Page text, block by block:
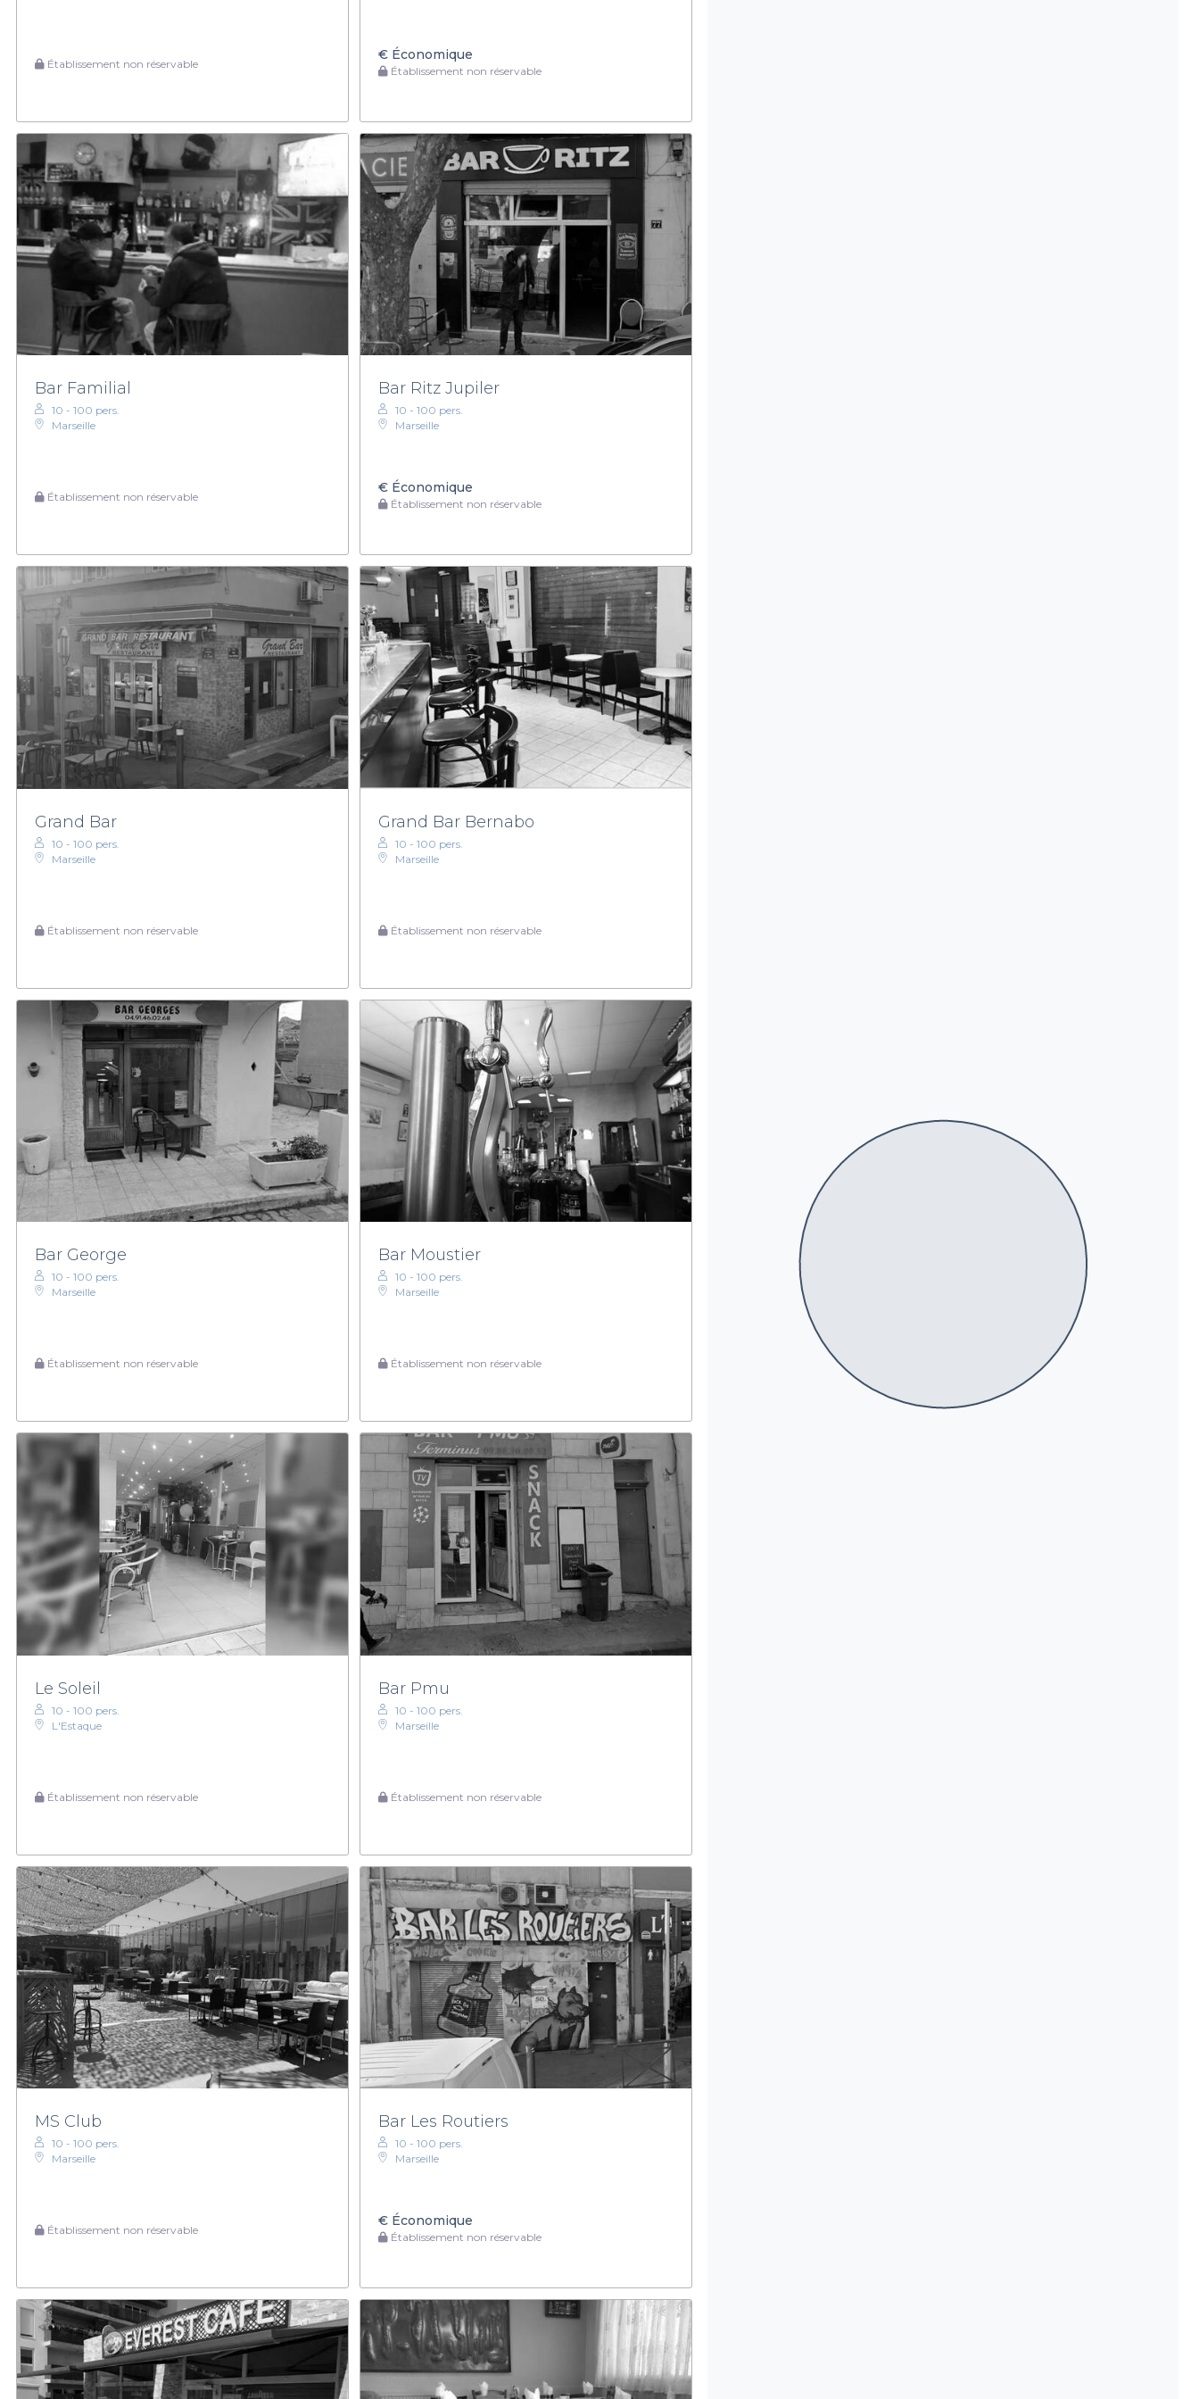
Établissement non réservable
€Économique
Établissement non réservable
Bar Familial
10 - 100 pers.
Marseille
Établissement non réservable
Bar Ritz Jupiler
10 - 100 pers.
Marseille
€Économique
Établissement non réservable
Grand Bar
10 - 100 pers.
Marseille
Établissement non réservable
Grand Bar Bernabo
10 - 100 pers.
Marseille
Établissement non réservable
Bar George
10 - 100 pers.
Marseille
Établissement non réservable
Bar Moustier
10 - 100 pers.
Marseille
Établissement non réservable
Le Soleil
10 - 100 pers.
L'Estaque
Établissement non réservable
Bar Pmu
10 - 100 pers.
Marseille
Établissement non réservable
MS Club
10 - 100 pers.
Marseille
Établissement non réservable
Bar Les Routiers
10 - 100 pers.
Marseille
€Économique
Établissement non réservable